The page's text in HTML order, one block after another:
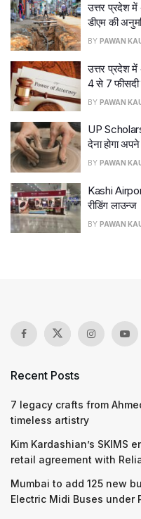
उत्तर प्रदेश
डीएम की
BY PAWAN
उत्तर प्रदेश में
4 से 7 फीसदी
BY PAWAN
UP
देना होगा
BY PAWAN
Kashi
रीडिंग लाउन्ज
BY PAWAN
Recent Posts
7 legacy crafts from
timeless artistry
Kim Kardashian’s SKIMS
retail agreement with
Mumbai to add 125 new
Electric Midi Buses under